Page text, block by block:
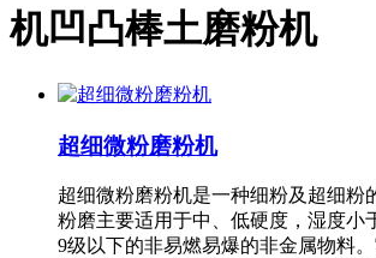
机凹凸棒土磨粉机
超细微粉磨粉机
超细微粉磨粉机是一种细粉及超细粉
粉磨主要适用于中、低硬度，湿度小
9级以下的非易燃易爆的非金属物料